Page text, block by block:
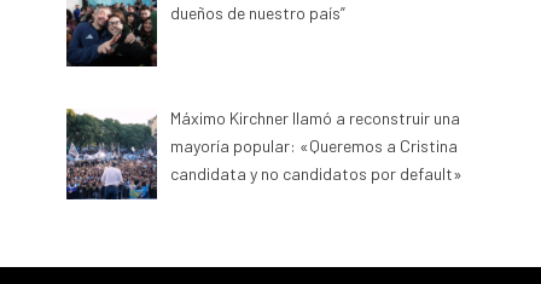
dueños de nuestro país”
Máximo Kirchner llamó a reconstruir una
mayoría popular: «Queremos a Cristina
candidata y no candidatos por default»